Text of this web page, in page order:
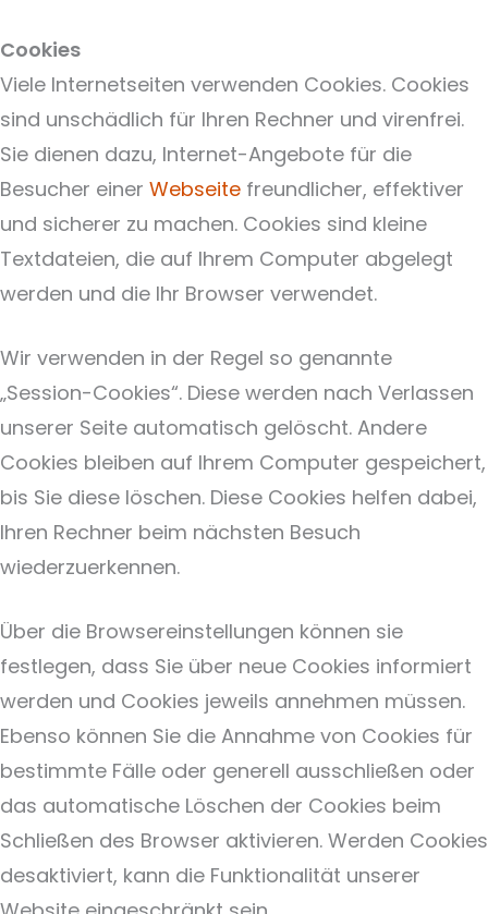
Cookies
Viele Internetseiten verwenden Cookies. Cookies
sind unschädlich für Ihren Rechner und virenfrei.
Sie dienen dazu, Internet-Angebote für die
Besucher einer Webseite freundlicher, effektiver
und sicherer zu machen. Cookies sind kleine
Textdateien, die auf Ihrem Computer abgelegt
werden und die Ihr Browser verwendet.
Wir verwenden in der Regel so genannte
„Session-Cookies“. Diese werden nach Verlassen
unserer Seite automatisch gelöscht. Andere
Cookies bleiben auf Ihrem Computer gespeichert,
bis Sie diese löschen. Diese Cookies helfen dabei,
Ihren Rechner beim nächsten Besuch
wiederzuerkennen.
Über die Browsereinstellungen können sie
festlegen, dass Sie über neue Cookies informiert
werden und Cookies jeweils annehmen müssen.
Ebenso können Sie die Annahme von Cookies für
bestimmte Fälle oder generell ausschließen oder
das automatische Löschen der Cookies beim
Schließen des Browser aktivieren. Werden Cookies
desaktiviert, kann die Funktionalität unserer